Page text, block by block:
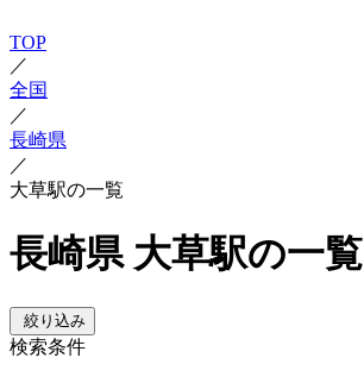
TOP
／
全国
／
長崎県
／
大草駅の一覧
長崎県 大草駅の一覧
絞り込み
検索条件